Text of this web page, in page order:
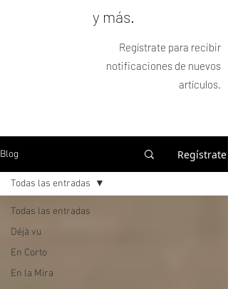
y más.
Regístrate para recibir
notificaciones de nuevos
artículos.
Blog Regístrate
Todas las entradas
Déjà vu
En Corto
En la Mira
Todas las entradas